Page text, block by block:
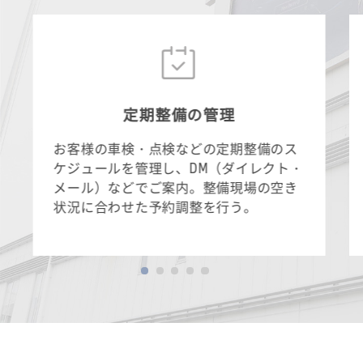
定期整備の管理
お客様の車検・点検などの定期整備のス
ケジュールを管理し、DM（ダイレクト・
メール）などでご案内。整備現場の空き
状況に合わせた予約調整を行う。